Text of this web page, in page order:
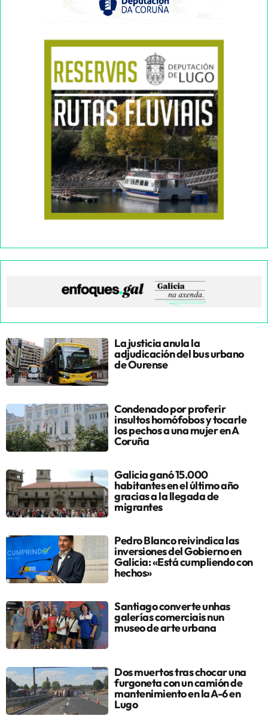
La justicia anula la
adjudicación del bus urbano
de Ourense
Condenado por proferir
insultos homófobos y tocarle
los pechos a una mujer en A
Coruña
Galicia ganó 15.000
habitantes en el último año
gracias a la llegada de
migrantes
Pedro Blanco reivindica las
inversiones del Gobierno en
Galicia: «Está cumpliendo con
hechos»
Santiago converte unhas
galerías comerciais nun
museo de arte urbana
Dos muertos tras chocar una
furgoneta con un camión de
mantenimiento en la A-6 en
Lugo